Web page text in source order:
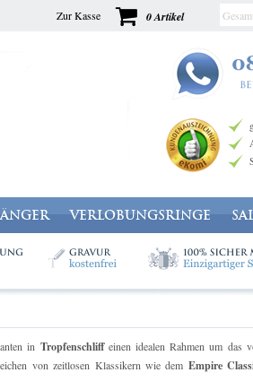
0 Artikel
Zur Kasse
VERLOBUNGSRINGE
in Tropfenschliffeinen idealen Rahmen um das
von zeitlosen Klassikern wie dem Empire